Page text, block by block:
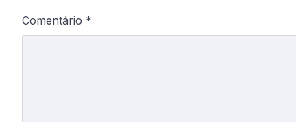
Comentário *